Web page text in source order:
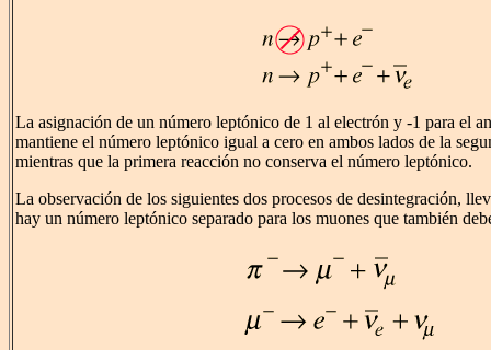
La asignación de un número leptónico de 1 al electrón y -1 para el
mantiene el número leptónico igual a cero en ambos lados de la
mientras que la primera reacción no conserva el número leptónico.
La observación de los siguientes dos procesos de desintegración,
hay un número leptónico separado para los muones que también